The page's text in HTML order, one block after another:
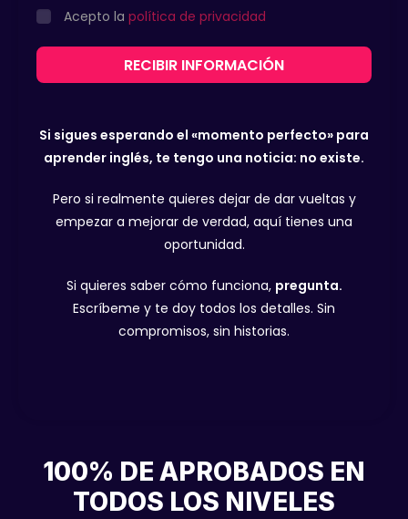
Acepto la política de privacidad
RECIBIR INFORMACIÓN
Si sigues esperando el «momento perfecto» para
aprender inglés, te tengo una noticia: no existe.
Pero si realmente quieres dejar de dar vueltas y
empezar a mejorar de verdad, aquí tienes una
oportunidad.
Si quieres saber cómo funciona, pregunta.
Escríbeme y te doy todos los detalles. Sin
compromisos, sin historias.
100% DE APROBADOS EN
TODOS LOS NIVELES